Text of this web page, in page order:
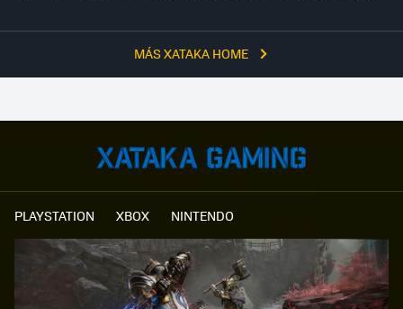
MÁS XATAKA HOME
PLAYSTATION XBOX NINTENDO